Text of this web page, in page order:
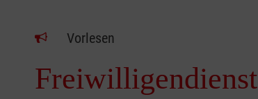
Vorlesen
Freiwilligendienst